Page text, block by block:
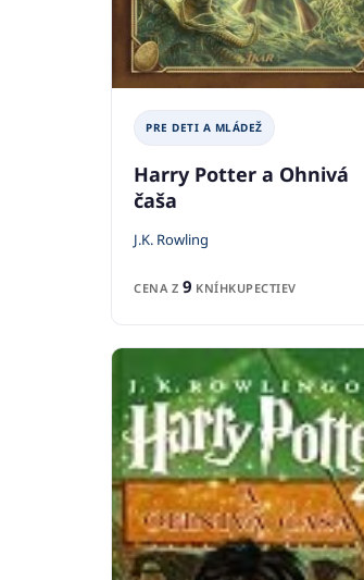
PRE DETI A MLÁDEŽ
Harry Potter a Ohnivá
čaša
J.K. Rowling
CENA Z 9 KNÍHKUPECTIEV